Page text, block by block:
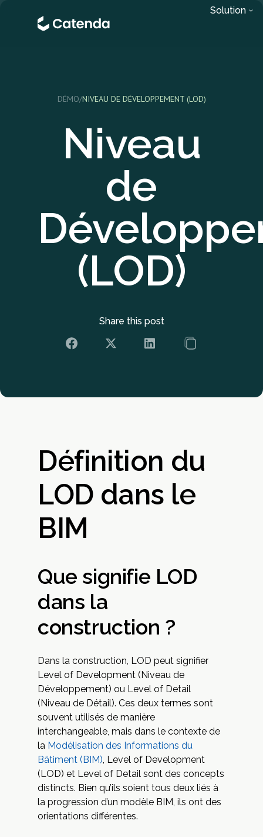
Solution
DÉMO/NIVEAU DE DÉVELOPPEMENT (LOD)
Niveau
de
(LOD)
Share this post
Définition du
LOD dans le
BIM
Que signifie LOD
dans la
construction ?
Dans la construction, LOD peut signifier
Level of Development (Niveau de
Développement) ou Level of Detail
(Niveau de Détail). Ces deux termes sont
souvent utilisés de manière
interchangeable, mais dans le contexte de
la Modélisation des Informations du
Bâtiment (BIM), Level of Development
(LOD) et Level of Detail sont des concepts
distincts. Bien qu’ils soient tous deux liés à
la progression d’un modèle BIM, ils ont des
orientations différentes.